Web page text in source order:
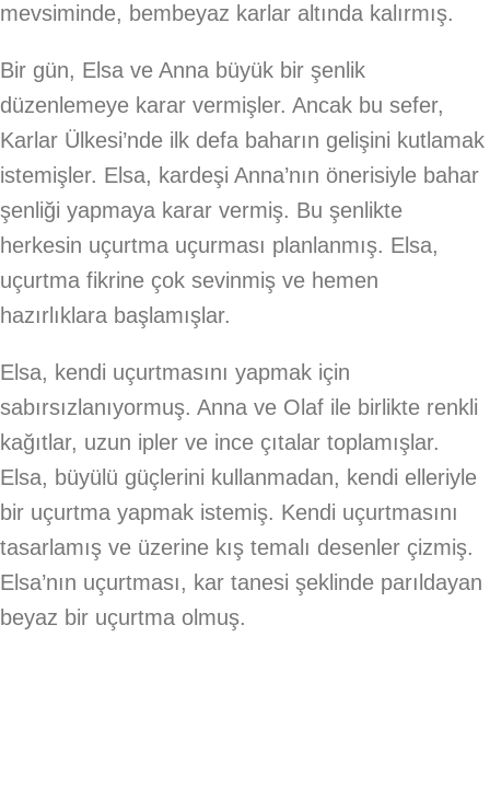
mevsiminde, bembeyaz karlar altında kalırmış.
Bir gün, Elsa ve Anna büyük bir şenlik
düzenlemeye karar vermişler. Ancak bu sefer,
Karlar Ülkesi’nde ilk defa baharın gelişini kutlamak
istemişler. Elsa, kardeşi Anna’nın önerisiyle bahar
şenliği yapmaya karar vermiş. Bu şenlikte
herkesin uçurtma uçurması planlanmış. Elsa,
uçurtma fikrine çok sevinmiş ve hemen
hazırlıklara başlamışlar.
Elsa, kendi uçurtmasını yapmak için
sabırsızlanıyormuş. Anna ve Olaf ile birlikte renkli
kağıtlar, uzun ipler ve ince çıtalar toplamışlar.
Elsa, büyülü güçlerini kullanmadan, kendi elleriyle
bir uçurtma yapmak istemiş. Kendi uçurtmasını
tasarlamış ve üzerine kış temalı desenler çizmiş.
Elsa’nın uçurtması, kar tanesi şeklinde parıldayan
beyaz bir uçurtma olmuş.